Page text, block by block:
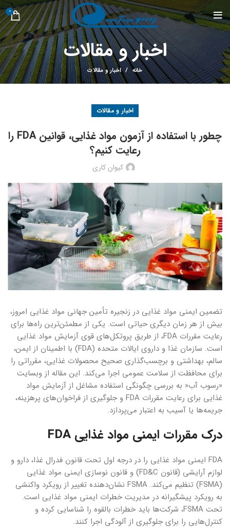
0
اخبار و مقالات
خانه اخبار و مقالات
اخبار و مقالات
چطور با استفاده از آزمون مواد غذایی، قوانین FDA را
رعایت کنیم؟
کیوان کاری
تضمین ایمنی مواد غذایی در زنجیره تأمین جهانی مواد غذایی امروز،
بیش از هر زمان دیگری حیاتی است. یکی از مطمئن‌ترین راه‌ها برای
رعایت مقررات FDA، از طریق پروتکل‌های قوی آزمایش مواد غذایی
است. سازمان غذا و داروی ایالات متحده (FDA) با اطمینان از ایمن،
سالم، بهداشتی و برچسب‌گذاری صحیح محصولات غذایی، مقرراتی را
برای محافظت از سلامت عمومی اجرا می‌کند. این مقاله از وبسایت
«رسوب آب« به بررسی چگونگی استفاده مشاغل از آزمایش مواد
غذایی برای رعایت مقررات FDA و جلوگیری از فراخوان‌های پرهزینه،
جریمه‌ها یا آسیب به اعتبار می‌پردازد.
درک مقررات ایمنی مواد غذایی FDA
FDA ایمنی مواد غذایی را در درجه اول تحت قانون فدرال غذا، دارو و
لوازم آرایشی (قانون FD&C) و قانون نوسازی ایمنی مواد غذایی
(FSMA) تنظیم می‌کند. FSMA نشان‌دهنده تغییر از رویکرد واکنشی
به رویکرد پیشگیرانه در مدیریت خطرات ایمنی مواد غذایی است.
تحت FSMA، شرکت‌ها باید خطرات بالقوه را شناسایی کرده و
کنترل‌هایی را برای جلوگیری از آلودگی اجرا کنند.